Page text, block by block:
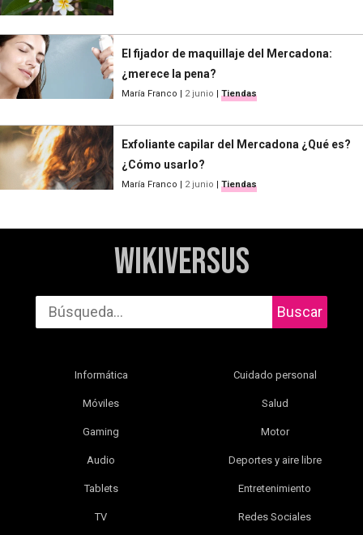
El fijador de maquillaje del Mercadona:
¿merece la pena?
María Franco 2 junio Tiendas
Exfoliante capilar del Mercadona ¿Qué es?
¿Cómo usarlo?
María Franco 2 junio Tiendas
WikiVersus
Buscar
Informática
Móviles
Gaming
Audio
Tablets
TV
Cuidado personal
Salud
Motor
Deportes y aire libre
Entretenimiento
Redes Sociales